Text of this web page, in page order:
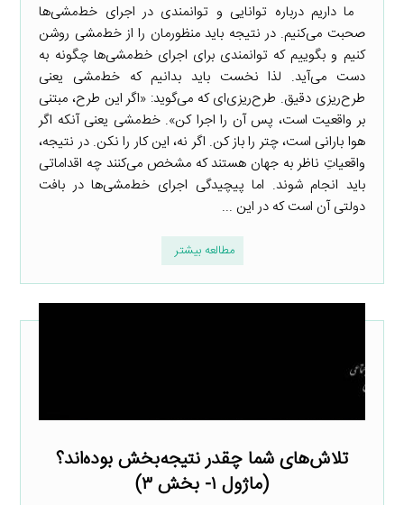
ما داریم درباره توانایی و توانمندی در اجرای خط‌مشی‌ها
صحبت می‌کنیم. در نتیجه باید منظورمان را از خط‌مشی روشن
کنیم و بگوییم که توانمندی برای اجرای خط‌مشی‌ها چگونه به
دست می‌آید. لذا نخست باید بدانیم که خط‌مشی یعنی
طرح‌ریزی دقیق. طرح‌ریزی‌ای که می‌گوید: «اگر این طرح، مبتنی
بر واقعیت است، پس آن را اجرا کن». خط‌مشی یعنی آنکه اگر
هوا بارانی است، چتر را باز کن. اگر نه، این کار را نکن. در نتیجه،
واقعیاتِ ناظر به جهان هستند که مشخص می‌کنند چه اقداماتی
باید انجام شوند. اما پیچیدگی اجرای خط‌مشی‌ها در بافت
دولتی آن است که در این ...
مطالعه بیشتر
تلاش‌های شما چقدر نتیجه‌بخش بوده‌اند؟
(ماژول ۱- بخش ۳)